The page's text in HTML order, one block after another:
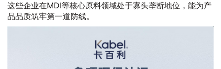
这些企业在MDI等核心原料领域处于寡头垄断地位，能为产
品品质筑牢第一道防线。